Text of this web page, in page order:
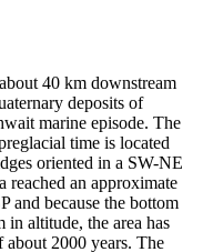
40 km downstream
deposits of
marine episode. The
time is located
oriented in a SW-NE
reached an approximate
and because the bottom
altitude, the area has
about 2000 years. The